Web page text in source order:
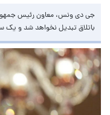
جی دی ونس، معاون رئیس جمهوری
باتلاق تبدیل نخواهد شد و یک